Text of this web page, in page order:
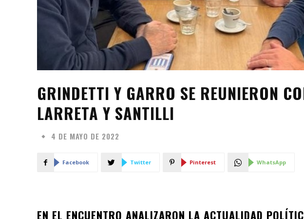
GRINDETTI Y GARRO SE REUNIERON
LARRETA Y SANTILLI
4 DE MAYO DE 2022
Facebook Twitter Pinterest WhatsApp
EN EL ENCUENTRO ANALIZARON LA ACTUALIDAD